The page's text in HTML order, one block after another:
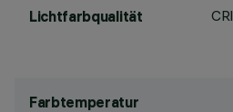
Lichtfarbqualität CRI
Farbtemperatur